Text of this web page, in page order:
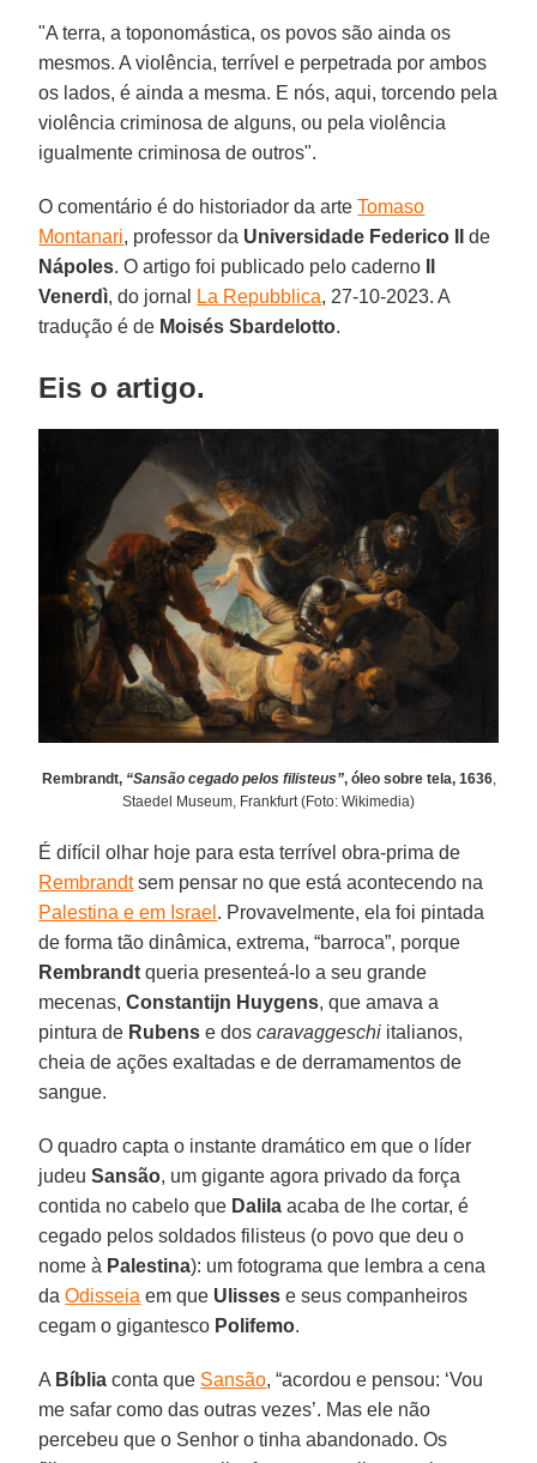
"A terra, a toponomástica, os povos são ainda os
mesmos. A violência, terrível e perpetrada por ambos
os lados, é ainda a mesma. E nós, aqui, torcendo pela
violência criminosa de alguns, ou pela violência
igualmente criminosa de outros".
O comentário é do historiador da arteTomaso
Montanari, professor da Universidade Federico II
de
Nápoles. O artigo foi publicado pelo caderno
Venerdì, do jornal La Repubblica, 27-10-2023. A
tradução é de Moisés Sbardelotto.
Eis o artigo.
Rembrandt, “Sansão cegado pelos filisteus”, óleo sobre tela, 1636,
Staedel Museum, Frankfurt (Foto: Wikimedia)
É difícil olhar hoje para esta terrível obra-prima de
Rembrandtsem pensar no que está acontecendo na
Palestina e em Israel . Provavelmente, ela foi pintada
de forma tão dinâmica, extrema, “barroca”, porque
Rembrandt queria presenteá-lo a seu grande
mecenas,Constantijn Huygens, que amava a
pintura de Rubens e doscaravaggeschi italianos,
cheia de ações exaltadas e de derramamentos de
sangue.
O quadro capta o instante dramático em que o líder
judeuSansão, um gigante agora privado da força
contida no cabelo que Dalila acaba de lhe cortar, é
cegado pelos soldados filisteus (o povo que deu o
nome à Palestina): um fotograma que lembra a cena
daOdisseia em que Ulisses e seus companheiros
cegam o gigantesco Polifemo.
A Bíblia conta que Sansão, “acordou e pensou: ‘Vou
me safar como das outras vezes’. Mas ele não
percebeu que o Senhor o tinha abandonado. Os